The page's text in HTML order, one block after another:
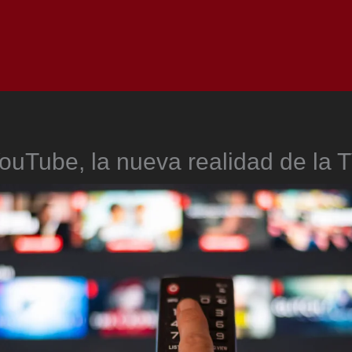
la nueva realidad de la